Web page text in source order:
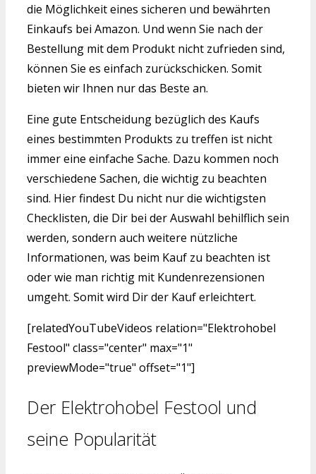
die Möglichkeit eines sicheren und bewährten
Einkaufs bei Amazon. Und wenn Sie nach der
Bestellung mit dem Produkt nicht zufrieden sind,
können Sie es einfach zurückschicken. Somit
bieten wir Ihnen nur das Beste an.
Eine gute Entscheidung bezüglich des Kaufs
eines bestimmten Produkts zu treffen ist nicht
immer eine einfache Sache. Dazu kommen noch
verschiedene Sachen, die wichtig zu beachten
sind. Hier findest Du nicht nur die wichtigsten
Checklisten, die Dir bei der Auswahl behilflich sein
werden, sondern auch weitere nützliche
Informationen, was beim Kauf zu beachten ist
oder wie man richtig mit Kundenrezensionen
umgeht. Somit wird Dir der Kauf erleichtert.
[relatedYouTubeVideos relation="Elektrohobel
Festool" class="center" max="1"
previewMode="true" offset="1"]
Der Elektrohobel Festool und
seine Popularität